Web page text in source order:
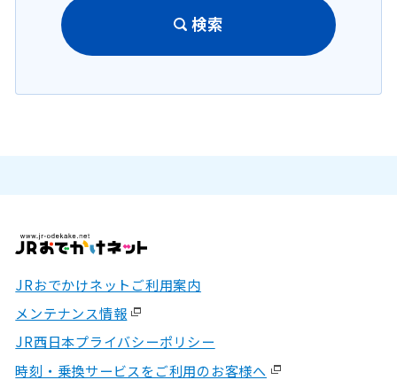
検索
JRおでかけネットご利用案内
メンテナンス情報
JR西日本プライバシーポリシー
時刻・乗換サービスをご利用のお客様へ